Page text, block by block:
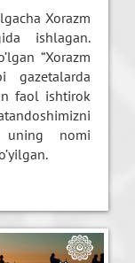
Xorazm
ishlagan.
“Xorazm
gazetalarda
faol ishtirok
uning nomi